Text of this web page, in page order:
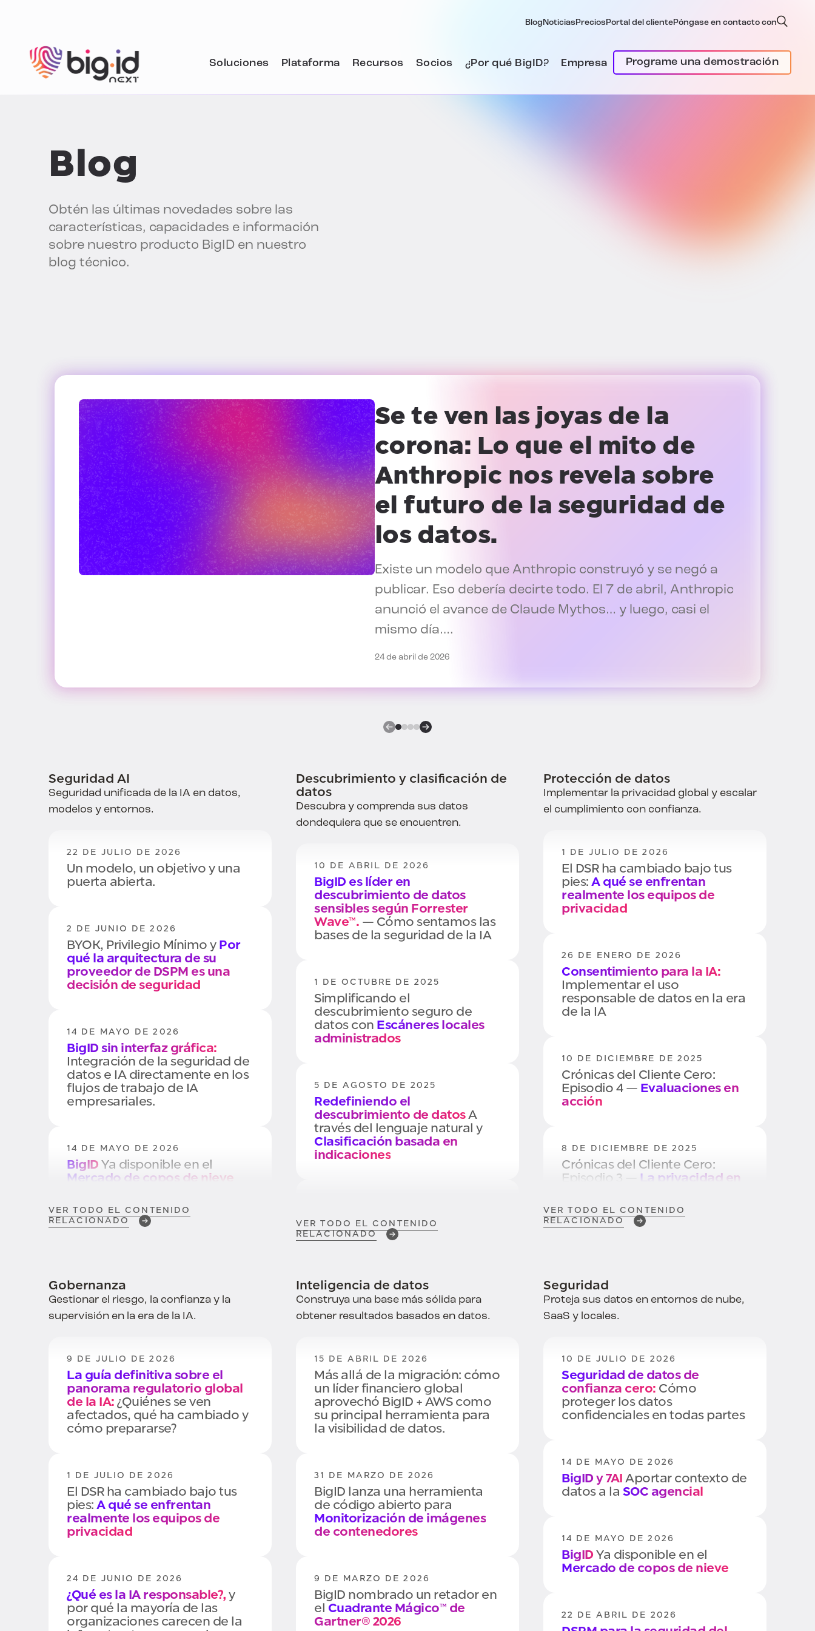
Blog Noticias Precios Portal del clientePóngase en contacto con
Soluciones Plataforma Recursos Socios ¿Por qué BigID? Empresa Programe una demostración
Blog
Obtén las últimas novedades sobre las
características, capacidades e información
sobre nuestro producto BigID en nuestro
blog técnico.
Se te ven las joyas de la
corona: Lo que el mito de
Anthropic nos revela sobre
el futuro de la seguridad de
los datos.
Existe un modelo que Anthropic construyó y se negó a
publicar. Eso debería decirte todo. El 7 de abril, Anthropic
anunció el avance de Claude Mythos… y luego, casi el
mismo día….
24 de abril de 2026
Seguridad AI
Seguridad unificada de la IA en datos,
modelos y entornos.
22 DE JULIO DE 2026
Un modelo, un objetivo y una
puerta abierta.
2 DE JUNIO DE 2026
BYOK, Privilegio Mínimo y Por
qué la arquitectura de su
proveedor de DSPM es una
decisión de seguridad
14 DE MAYO DE 2026
BigID sin interfaz gráfica:
Integración de la seguridad de
datos e IA directamente en los
flujos de trabajo de IA
empresariales.
14 DE MAYO DE 2026
BigID Ya disponible en el
Mercado de copos de nieve
29 DE ABRIL DE 2026
la era de la codificación de
vibraciones
Seguridad AI Comienza con
los datos
VER TODO EL CONTENIDO
RELACIONADO
Descubrimiento y clasificación de
datos
Descubra y comprenda sus datos
dondequiera que se encuentren.
10 DE ABRIL DE 2026
BigID es líder en
descubrimiento de datos
sensibles según Forrester
Wave™. — Cómo sentamos las
bases de la seguridad de la IA
1 DE OCTUBRE DE 2025
Simplificando el
descubrimiento seguro de
datos con Escáneres locales
administrados
5 DE AGOSTO DE 2025
Redefiniendo el
descubrimiento de datosA
través del lenguaje natural y
Clasificación basada en
indicaciones
Cómo Catalogar y gestionar
datos no estructurados
BigID
8 DE NOVIEMBRE DE 2024
Buenas prácticas para
Escaneado de datos
1 DE NOVIEMBRE DE 2024
BigID gana el desafío de
clasificación de datos de
Intuit:#1 en Clasificación de
datos
VER TODO EL CONTENIDO
RELACIONADO
Protección de datos
Implementar la privacidad global y escalar
el cumplimiento con confianza.
1 DE JULIO DE 2026
El DSR ha cambiado bajo tus
pies: A qué se enfrentan
realmente los equipos de
privacidad
26 DE ENERO DE 2026
Consentimiento para la IA:
Implementar el uso
responsable de datos en la era
de la IA
10 DE DICIEMBRE DE 2025
Crónicas del Cliente Cero:
Episodio 4 — Evaluaciones en
acción
8 DE DICIEMBRE DE 2025
Crónicas del Cliente Cero:
Episodio 3 —
La privacidad en
privacidad
privacidad Políticas, controles
e IA
VER TODO EL CONTENIDO
RELACIONADO
Gobernanza
Gestionar el riesgo, la confianza y la
supervisión en la era de la IA.
9 DE JULIO DE 2026
La guía definitiva sobre el
panorama regulatorio global
de la IA: ¿Quiénes se ven
afectados, qué ha cambiado y
cómo prepararse?
1 DE JULIO DE 2026
El DSR ha cambiado bajo tus
pies: A qué se enfrentan
realmente los equipos de
privacidad
24 DE JUNIO DE 2026
¿Qué es la IA responsable?, y
por qué la mayoría de las
organizaciones carecen de la
Inteligencia de datos
Construya una base más sólida para
obtener resultados basados en datos.
15 DE ABRIL DE 2026
Más allá de la migración: cómo
un líder financiero global
aprovechó BigID + AWS como
su principal herramienta para
la visibilidad de datos.
31 DE MARZO DE 2026
BigID lanza una herramienta
de código abierto para
Monitorización de imágenes
de contenedores
9 DE MARZO DE 2026
BigID nombrado un retador en
el Cuadrante Mágico™ de
Gartner® 2026
Seguridad
Proteja sus datos en entornos de nube,
SaaS y locales.
10 DE JULIO DE 2026
Seguridad de datos de
confianza cero: Cómo
proteger los datos
confidenciales en todas partes
14 DE MAYO DE 2026
BigID y 7AI Aportar contexto de
datos a la SOC agencial
14 DE MAYO DE 2026
BigID Ya disponible en el
Mercado de copos de nieve
22 DE ABRIL DE 2026